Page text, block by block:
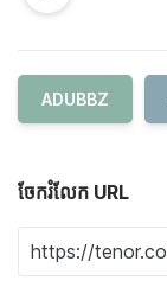
ADUBBZ
ចែករំលែក URL